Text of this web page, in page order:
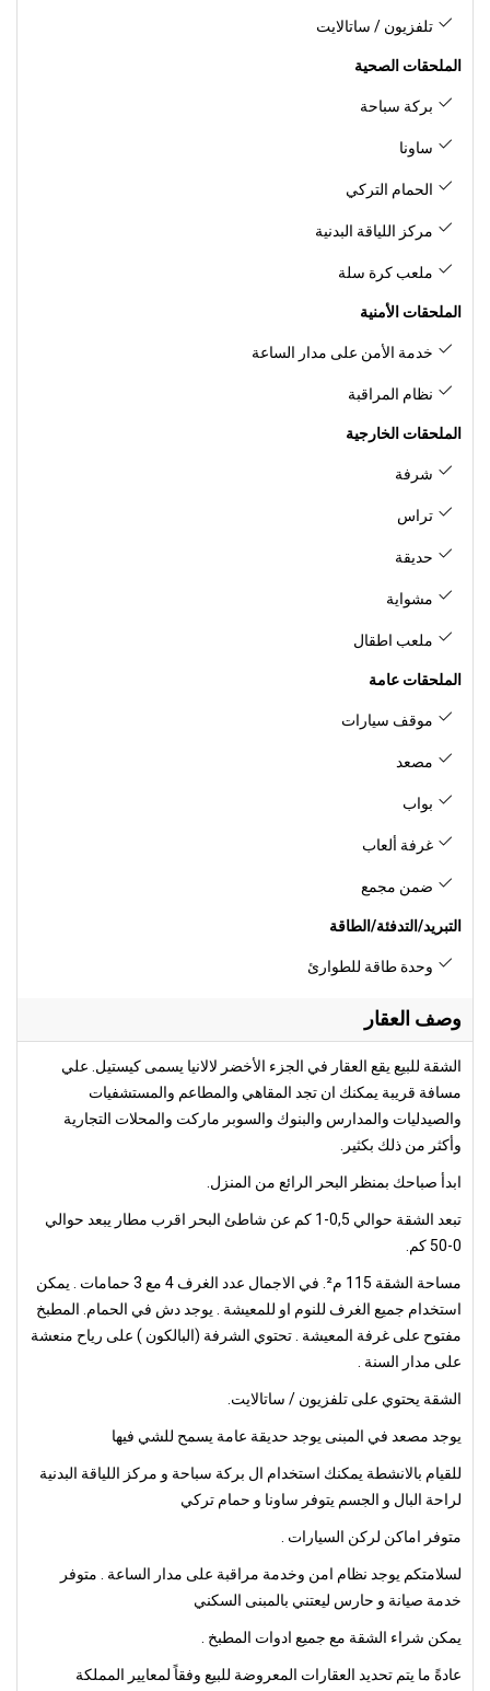
تلفزيون / ساتالايت
الملحقات الصحية
بركة سباحة
ساونا
الحمام التركي
مركز اللياقة البدنية
ملعب كرة سلة
الملحقات الأمنية
خدمة الأمن على مدار الساعة
نظام المراقبة
الملحقات الخارجية
شرفة
تراس
حديقة
مشواية
ملعب اطقال
الملحقات عامة
موقف سيارات
مصعد
بواب
غرفة ألعاب
ضمن مجمع
التبريد/التدفئة/الطاقة
وحدة طاقة للطوارئ
وصف العقار
الشقة للبيع يقع العقار في الجزء الأخضر لالانيا يسمى كيستيل. علي
مسافة قريبة يمكنك ان تجد المقاهي والمطاعم والمستشفيات
والصيدليات والمدارس والبنوك والسوبر ماركت والمحلات التجارية
وأكثر من ذلك بكثير.
ابدأ صباحك بمنظر البحر الرائع من المنزل.
تبعد الشقة حوالي 0,5-1 كم عن شاطئ البحر اقرب مطار يبعد حوالي
0-50 كم.
مساحة الشقة 115 م². في الاجمال عدد الغرف 4 مع 3 حمامات . يمكن
استخدام جميع الغرف للنوم او للمعيشة . يوجد دش في الحمام. المطبخ
مفتوح على غرفة المعيشة . تحتوي الشرفة (البالكون ) على رياح منعشة
على مدار السنة .
الشقة يحتوي على تلفزيون / ساتالايت.
يوجد مصعد في المبنى يوجد حديقة عامة يسمح للشي فيها
للقيام بالانشطة يمكنك استخدام ال بركة سباحة و مركز اللياقة البدنية
لراحة البال و الجسم يتوفر ساونا و حمام تركي
متوفر اماكن لركن السيارات .
لسلامتكم يوجد نظام امن وخدمة مراقبة على مدار الساعة . متوفر
خدمة صيانة و حارس ليعتني بالمبنى السكني
يمكن شراء الشقة مع جميع ادوات المطبخ .
عادةً ما يتم تحديد العقارات المعروضة للبيع وفقاً لمعايير المملكة